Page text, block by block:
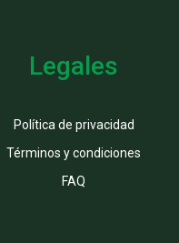
Legales
Política de privacidad
Términos y condiciones
FAQ